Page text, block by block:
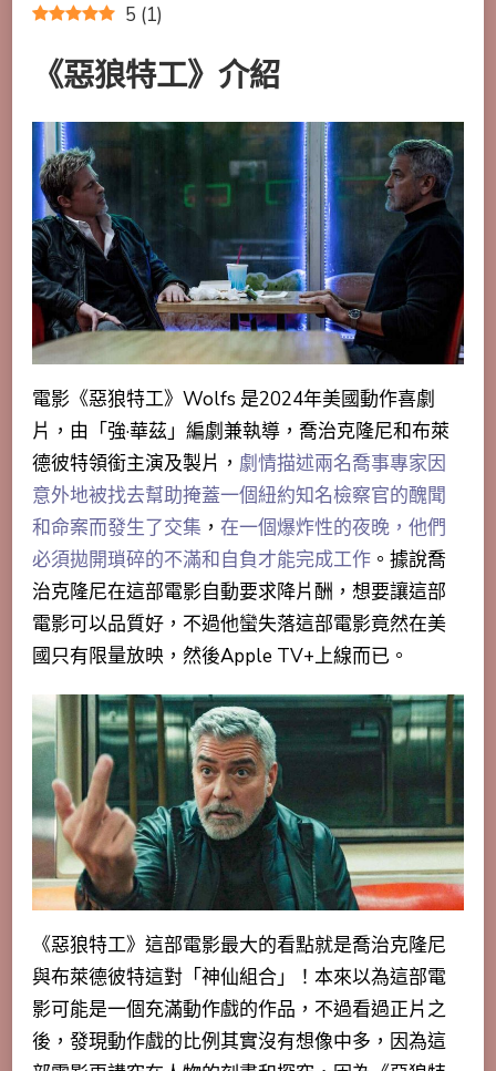
5 (1)
《惡狼特工》介紹
電影《惡狼特工》Wolfs 是2024年美國動作喜劇
片 ，由「強·華茲」編劇兼執導，喬治克隆尼和布萊
德彼特領銜主演及製片， 劇情描述兩名喬事專家因
意外地被找去幫助掩蓋一個紐約知名檢察官的醜聞
和命案而發生了交集 ， 在一個爆炸性的夜晚，他們
必須拋開瑣碎的不滿和自負才能完成工作 。據說喬
治克隆尼在這部電影自動要求降片酬，想要讓這部
電影可以品質好，不過他蠻失落這部電影竟然在美
國只有限量放映，然後Apple TV+上線而已。
《惡狼特工》這部電影最大的看點就是喬治克隆尼
與布萊德彼特這對「神仙組合」！本來以為這部電
影可能是一個充滿動作戲的作品，不過看過正片之
後，發現動作戲的比例其實沒有想像中多，因為這